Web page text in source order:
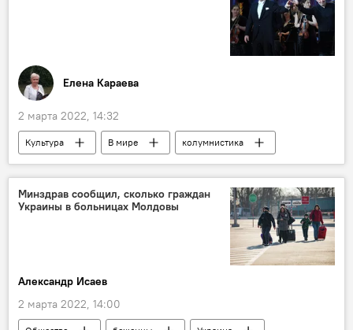
Елена Караева
2 марта 2022, 14:32
Культура В мире колумнистика
Минздрав сообщил, сколько граждан
Украины в больницах Молдовы
Александр Исаев
2 марта 2022, 14:00